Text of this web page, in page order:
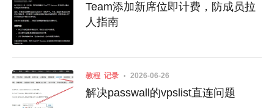
Team添加新席位即计费，防成员拉
人指南
教程 记录 2026-06-26
解决passwall的vpslist直连问题